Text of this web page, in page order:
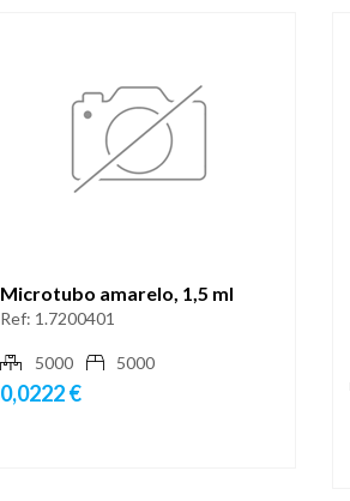
Microtubo amarelo, 1,5 ml
Ref: 1.7200401
5000 5000
0,0222 €